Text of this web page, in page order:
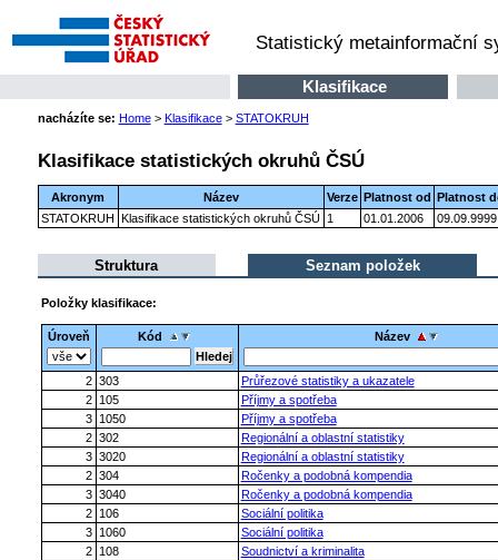
Statistický metainformační
Klasifikace
nacházíte se: Home> Klasifikace> STATOKRUH
Klasifikace statistických okruhů ČSÚ
Akronym Název Verze Platnost od Platnost
STATOKRUH Klasifikace statistických okruhů ČSÚ 1 01.01.2006 09.09.9999
Struktura Seznam položek
Položky klasifikace:
Úroveň Kód Název
2 303
Průřezové statistiky a ukazatele
2 105
Příjmy a spotřeba
3 1050
Příjmy a spotřeba
2 302
Regionální a oblastní statistiky
3 3020
Regionální a oblastní statistiky
2 304
Ročenky a podobná kompendia
3 3040
Ročenky a podobná kompendia
2 106
Sociální politika
3 1060
Sociální politika
2 108
Soudnictví a kriminalita